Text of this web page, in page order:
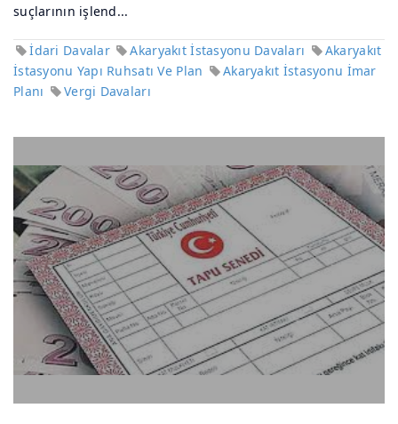
suçlarının işlend...
İdari Davalar Akaryakıt İstasyonu Davaları
Akaryakıt
İstasyonu Yapı Ruhsatı Ve Plan
Akaryakıt İstasyonu İmar
Planı
Vergi Davaları